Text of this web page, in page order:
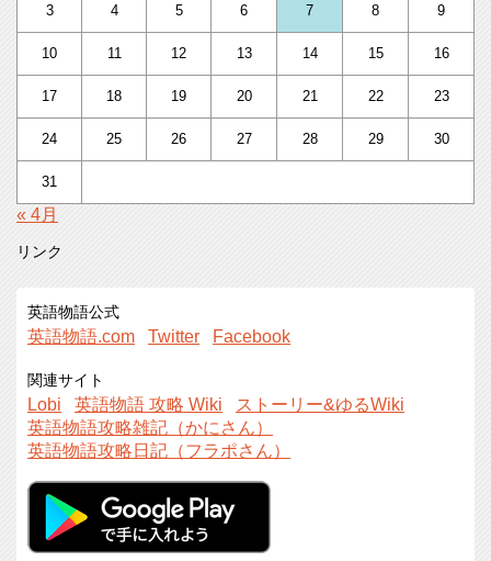
3 4 5 6 7 8 9
10 11 12 13 14 15 16
17 18 19 20 21 22 23
24 25 26 27 28 29 30
31
« 4月
リンク
英語物語公式
英語物語.com Twitter Facebook
関連サイト
Lobi 英語物語 攻略 Wiki
ストーリー&ゆるWiki
英語物語攻略雑記（かにさん）
英語物語攻略日記（フラポさん）